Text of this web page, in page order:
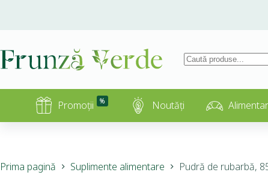
Promoții % Noutăți
Prima pagină Suplimente alimentare Pudră de rubarbă,